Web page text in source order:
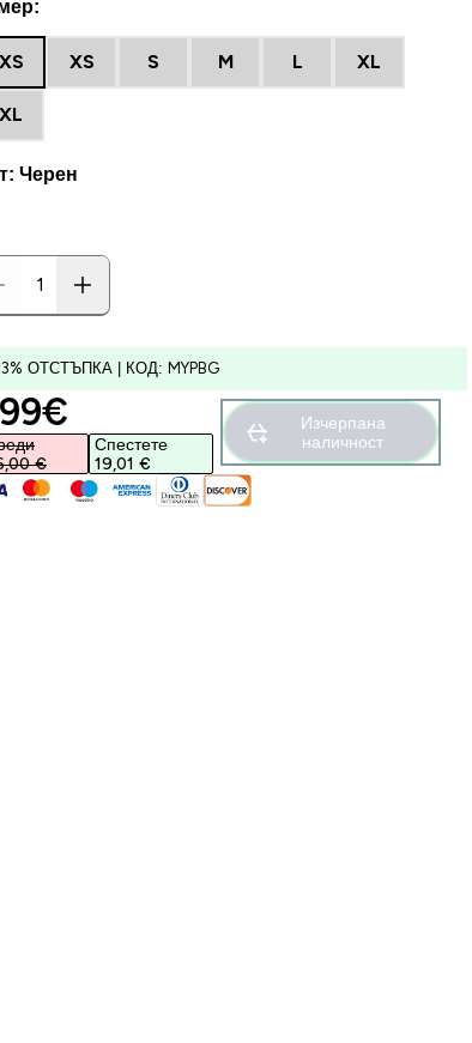
XS S M L XL
Черен
ОТСТЪПКА | КОД: MYPBG
price
€‎
Спестете
19,01 €‎
Изчерпана
наличност